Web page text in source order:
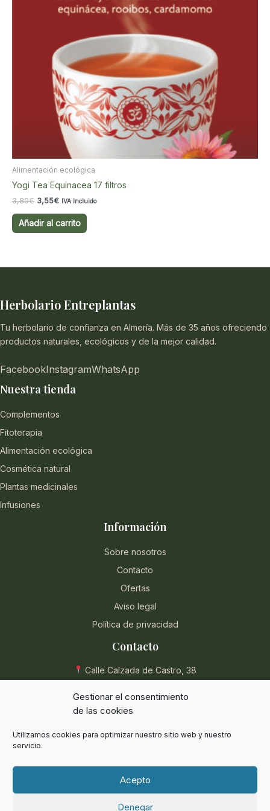
Gestionar el consentimiento
de las cookies
Utilizamos cookies para optimizar nuestro sitio web y nuestro
servicio.
Acepto
Denegar
Alimentación ecológica
Yogi Tea Equinacea 17 filtros
3,89€ El
original
era:
3,55€El
actual
es:
IVA Incluido
Añadir al carrito
Herbolario Entreplantas
Tu herbolario de confianza en Almería. Más de 35 años ofreciendo
productos naturales, ecológicos y de la mejor calidad.
FacebookInstagramWhatsApp
Nuestra tienda
Complementos
Fitoterapia
Alimentación ecológica
Cosmética natural
Plantas medicinales
Infusiones
Información
Sobre nosotros
Contacto
Ofertas
Aviso legal
Política de privacidad
Contacto
Calle Calzada de Castro, 38
950 854 715
Sábados: 9:00 - 13:30